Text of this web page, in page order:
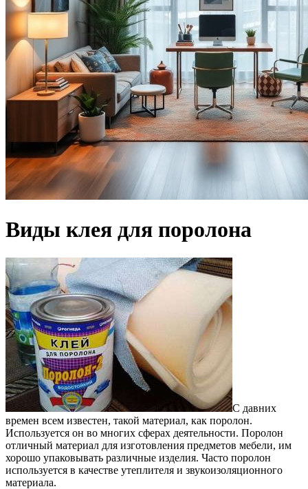
Виды клея для поролона
С давних
времен всем известен, такой материал, как поролон.
Используется он во многих сферах деятельности. Поролон
отличный материал для изготовления предметов мебели, им
хорошо упаковывать различные изделия. Часто поролон
используется в качестве утеплителя и звукоизоляционного
материала.